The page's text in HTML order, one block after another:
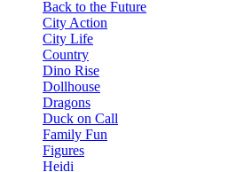
Back to the Future
City Action
City Life
Country
Dino Rise
Dollhouse
Dragons
Duck on Call
Family Fun
Figures
Heidi